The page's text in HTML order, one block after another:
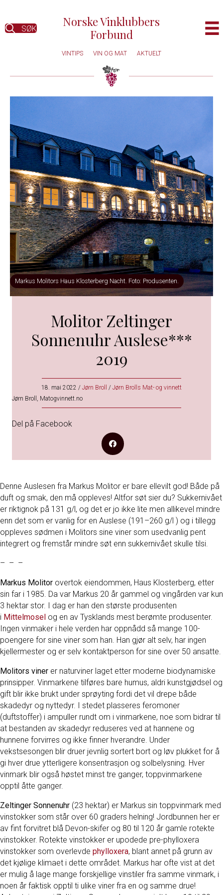
SØK
Norske Vinklubbers
Forbund
VINTIPS VIN OG MAT AKTUELT
Markus Molitors Haus Klosterberg Nacht. Foto: Produsenten.
Molitor Zeltinger
Sonnenuhr Auslese***
2019
18. mai 2022 / Jørn Broll / Jørn Brolls Mat- og vinnett
Jørn Broll, Matogvinnett.no
Del på Facebook
Denne Auslesen fra Markus Molitor er bare ellevilt god! Både på
duft og smak, den må oppleves! Altfor søt sier du? Sukkernivået
er riktignok på 131 g/l, og det er jo ikke lite men allikevel mindre
enn det som er vanlig for en Auslese (191–260 g/l ) og i tillegg
oppleves sødmen i Molitors sine viner som usedvanlig pent
integrert og fremstår mindre søt enn sukkernivået skulle tilsi.
– – –
Markus Molitor overtok eiendommen, Haus Klosterberg, etter
sin far i 1985. Da var Markus 20 år gammel og vingården var kun
3 hektar stor. I dag er han den største produsenten
i Mittelmosel og en av Tysklands mest berømte produsenter.
Ingen vinmaker i hele verden har oppnådd så mange 100-
poengere for sine viner som han. Han gjør alt selv, har ingen
kjellermester og er selv kontaktperson for sine over 50 ansatte.
Molitors viner er naturviner laget etter moderne biodynamiske
prinsipper. Vinmarkene tilføres bare humus, aldri kunstgjødsel og
gift blir ikke brukt under sprøyting fordi det vil drepe både
skadedyr og nyttedyr. I stedet plasseres feromoner
(duftstoffer) i ampuller rundt om i vinmarkene, noe som bidrar til
at bestanden av skadedyr reduseres ved at hannene og
hunnene forvirres og ikke finner hverandre. Under
vekstsesongen blir druer jevnlig sortert bort og løv plukket for å
gi hver drue ytterligere konsentrasjon og solbelysning. Hver
vinmark blir også høstet minst tre ganger, toppvinmarkene
opptil åtte ganger.
Zeltinger Sonnenuhr (23 hektar) er Markus sin toppvinmark med
vinstokker som står over 60 graders helning! Jordbunnen her er
av fint forvitret blå Devon-skifer og 80 til 120 år gamle rotekte
vinstokker. Rotekte vinstokker er upodede pre-phylloxera
vinstokker som overlevde phylloxera, blant annet på grunn av
det kjølige klimaet i dette området. Markus har ofte vist at det
er mulig å lage mange forskjellige vinstiler fra samme vinmark, i
noen år faktisk opptil ti ulike viner fra en og samme drue!